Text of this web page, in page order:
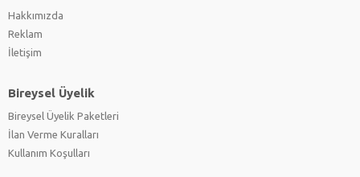
Hakkımızda
Reklam
İletişim
Bireysel Üyelik
Bireysel Üyelik Paketleri
İlan Verme Kuralları
Kullanım Koşulları